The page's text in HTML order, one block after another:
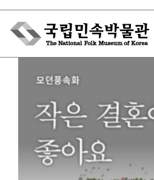
Skip
content
박물관에서는
민속이야기